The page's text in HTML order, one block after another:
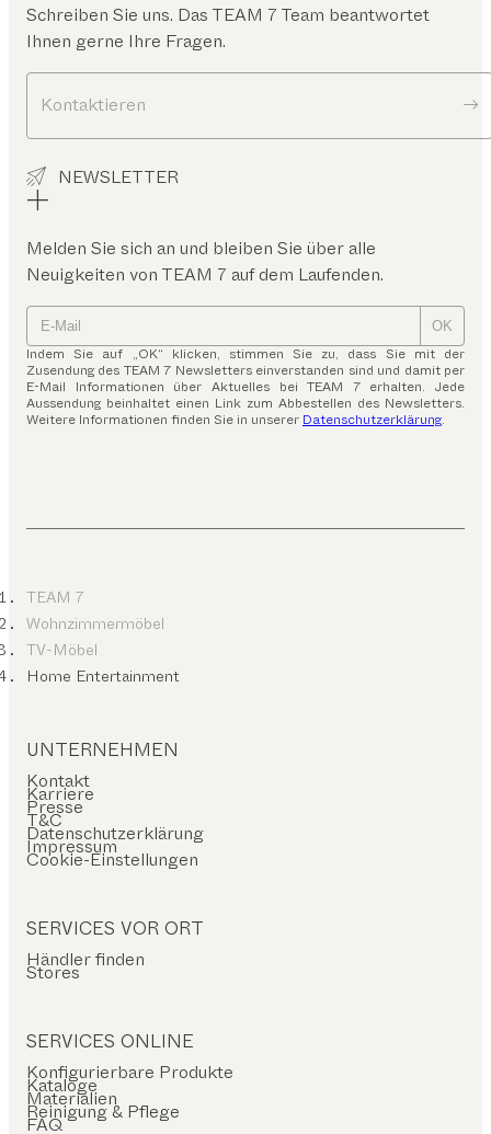
Schreiben Sie uns. Das TEAM 7 Team beantwortet
Ihnen gerne Ihre Fragen.
Kontaktieren
NEWSLETTER
Melden Sie sich an und bleiben Sie über alle
Neuigkeiten von TEAM 7 auf dem Laufenden.
OK
Indem Sie auf „OK“ klicken, stimmen Sie zu, dass Sie mit der
Zusendung des TEAM 7 Newsletters einverstanden sind und damit per
E-Mail Informationen über Aktuelles bei TEAM 7 erhalten. Jede
Aussendung beinhaltet einen Link zum Abbestellen des Newsletters.
Weitere Informationen finden Sie in unserer Datenschutzerklärung.
TEAM 7
Wohnzimmermöbel
TV-Möbel
Home Entertainment
UNTERNEHMEN
Kontakt
Karriere
Presse
T&C
Datenschutzerklärung
Impressum
Cookie-Einstellungen
SERVICES VOR ORT
Händler finden
Stores
SERVICES ONLINE
Konfigurierbare Produkte
Kataloge
Materialien
Reinigung & Pflege
FAQ